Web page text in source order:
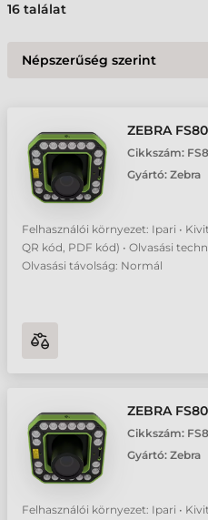
16 találat
ZEBRA
Cikkszám:
Gyártó: Zebra
Felhasználói környezet: Ipari •
QR kód, PDF kód) • Olvasási
Olvasási távolság: Normál
ZEBRA
Cikkszám:
Gyártó: Zebra
Felhasználói környezet: Ipari •